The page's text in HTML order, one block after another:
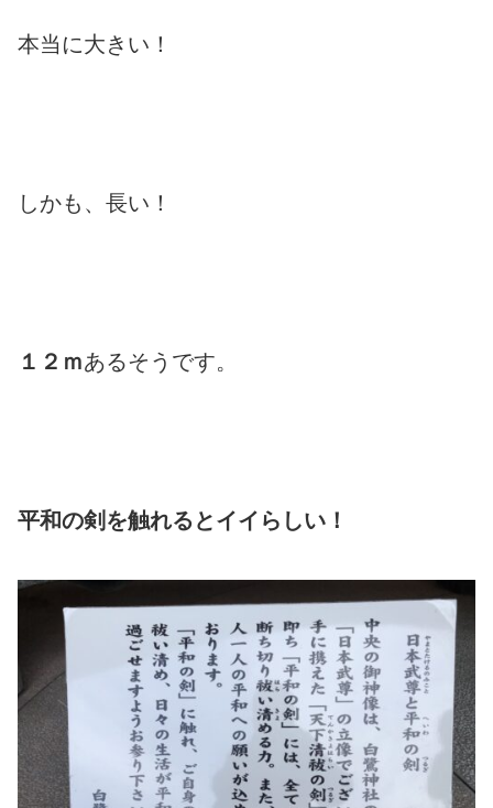
本当に大きい！
しかも、長い！
１２ｍあるそうです。
平和の剣を触れるとイイらしい！